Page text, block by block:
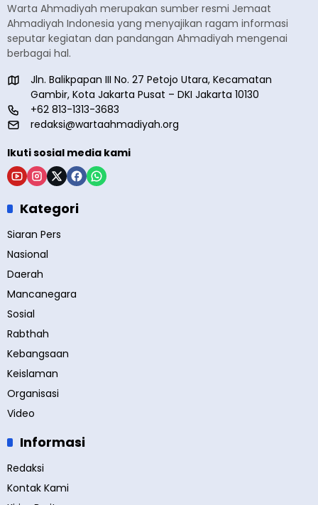
Warta Ahmadiyah merupakan sumber resmi Jemaat
Ahmadiyah Indonesia yang menyajikan ragam informasi
seputar kegiatan dan pandangan Ahmadiyah mengenai
berbagai hal.
Jln. Balikpapan III No. 27 Petojo Utara, Kecamatan
Gambir, Kota Jakarta Pusat – DKI Jakarta 10130
+62 813-1313-3683
redaksi@wartaahmadiyah.org
Ikuti sosial media kami
Kategori
Siaran Pers
Nasional
Daerah
Mancanegara
Sosial
Rabthah
Kebangsaan
Keislaman
Organisasi
Video
Informasi
Redaksi
Kontak Kami